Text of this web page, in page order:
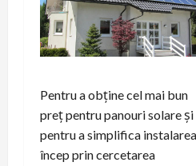
Pentru a obține cel mai bun
preț pentru panouri solare și
pentru a simplifica
încep prin cercetarea